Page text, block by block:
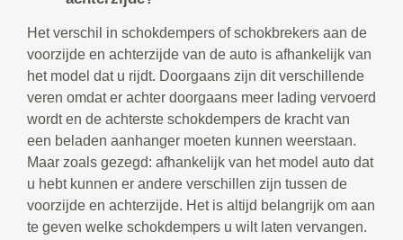
Het verschil in schokdempers of schokbrekers aan de
voorzijde en achterzijde van de auto is afhankelijk van
het model dat u rijdt. Doorgaans zijn dit verschillende
veren omdat er achter doorgaans meer lading vervoerd
wordt en de achterste schokdempers de kracht van
een beladen aanhanger moeten kunnen weerstaan.
Maar zoals gezegd: afhankelijk van het model auto dat
u hebt kunnen er andere verschillen zijn tussen de
voorzijde en achterzijde. Het is altijd belangrijk om aan
te geven welke schokdempers u wilt laten vervangen.